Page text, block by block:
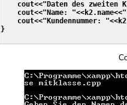
cout<<"Daten des zweiten
cout<<"Name:
cout<<"Kundennummer:
}